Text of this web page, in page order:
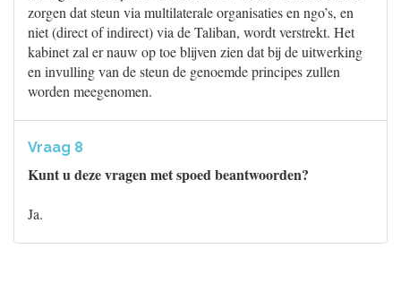
zorgen dat steun via multilaterale organisaties en ngo’s, en
niet (direct of indirect) via de Taliban, wordt verstrekt. Het
kabinet zal er nauw op toe blijven zien dat bij de uitwerking
en invulling van de steun de genoemde principes zullen
worden meegenomen.
Vraag 8
Kunt u deze vragen met spoed beantwoorden?
Ja.